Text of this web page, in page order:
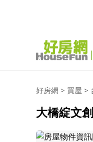
好房網 > 買屋 >
大橋綻文